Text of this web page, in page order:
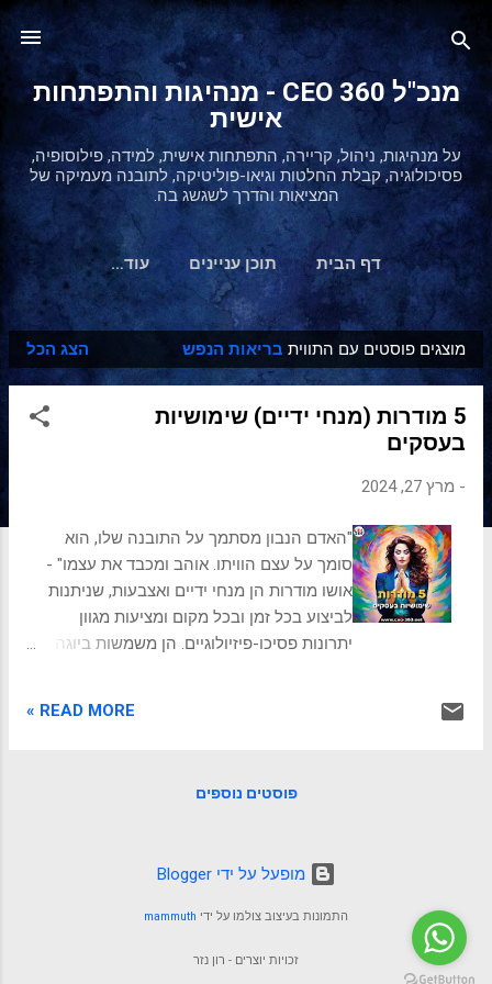
דילוג לתוכן הראשי
מנכ"ל 360 CEO - מנהיגות והתפתחות
אישית
על מנהיגות, ניהול, קריירה, התפתחות אישית, למידה, פילוסופיה,
פסיכולוגיה, קבלת החלטות וגיאו-פוליטיקה, לתובנה מעמיקה של
המציאות והדרך לשגשג בה.
דף הבית תוכן עניינים ‏עוד…
ר
ש
מ
מוצגים פוסטים עם התווית בריאות הנפש הצג הכל
5 מודרות (מנחי ידיים) שימושיות
בעסקים
- מרץ 27, 2024
"האדם הנבון מסתמך על התובנה שלו, הוא
סומך על עצם הוויתו. אוהב ומכבד את עצמו" -
אושו מודרות הן מנחי ידיים ואצבעות, שניתנות
לביצוע בכל זמן ובכל מקום ומציעות מגוון
יתרונות פסיכו-פיזיולוגיים. הן משמשות ביוגה
בעולם העבודה ואת הדרך ליישם בקלות ולהנות
בדרכים מסוימות כדי לכוון את זרימת האנרגיה
זרימת הפראנה (אנרגיית כוח החיים) לאזורים
ספציפיים. כל מודרה מכוונת לאיברים ומערכות
היתרונות הבאים: משפר את הבריאות הפיזית
READ MORE »
פוסטים נוספים
‏מופעל על ידי Blogger
התמונות בעיצוב צולמו על ידי mammuth
זכויות יוצרים - רון נזר